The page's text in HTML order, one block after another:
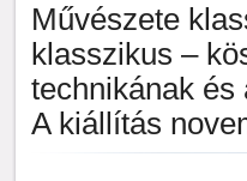
Művészete
klasszikus –
technikának és
A kiállítás